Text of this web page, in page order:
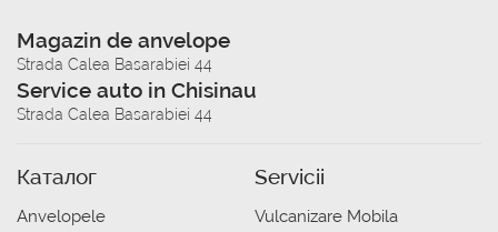
Magazin de anvelope
Strada Calea Basarabiei 44
Service auto in Chisinau
Strada Calea Basarabiei 44
Каталог
Anvelopele
Servicii
Vulcanizare Mobila